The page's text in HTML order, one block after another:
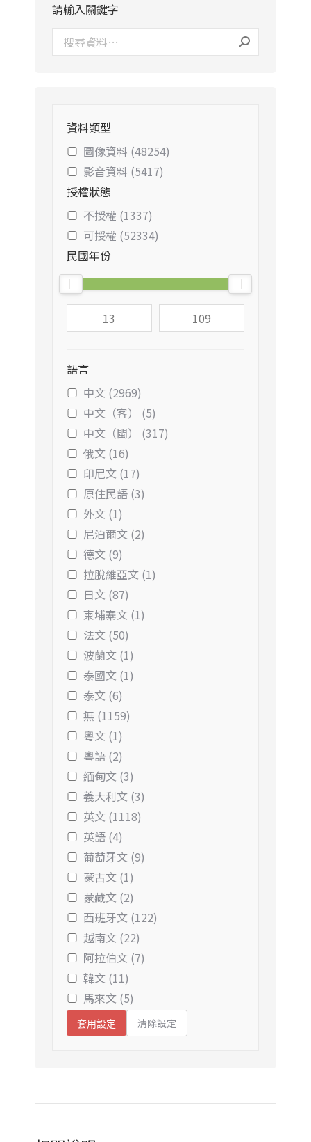
請輸入關鍵字
資料類型
圖像資料 (48254)
影音資料 (5417)
授權狀態
不授權 (1337)
可授權 (52334)
民國年份
語言
中文 (2969)
中文（客） (5)
中文（閩） (317)
俄文 (16)
印尼文 (17)
原住民語 (3)
外文 (1)
尼泊爾文 (2)
德文 (9)
拉脫維亞文 (1)
日文 (87)
柬埔寨文 (1)
法文 (50)
波蘭文 (1)
泰國文 (1)
泰文 (6)
無 (1159)
粵文 (1)
粵語 (2)
緬甸文 (3)
義大利文 (3)
英文 (1118)
英語 (4)
葡萄牙文 (9)
蒙古文 (1)
蒙藏文 (2)
西班牙文 (122)
越南文 (22)
阿拉伯文 (7)
韓文 (11)
馬來文 (5)
套用設定 清除設定